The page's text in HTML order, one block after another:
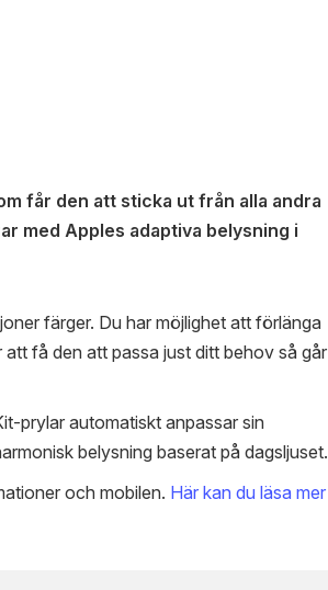
får den att sticka ut från alla andra
med Apples adaptiva belysning i
färger. Du har möjlighet att förlänga
att få den att passa just ditt behov så går
prylar automatiskt anpassar sin
belysning baserat på dagsljuset.
och mobilen. Här kan du läsa mer